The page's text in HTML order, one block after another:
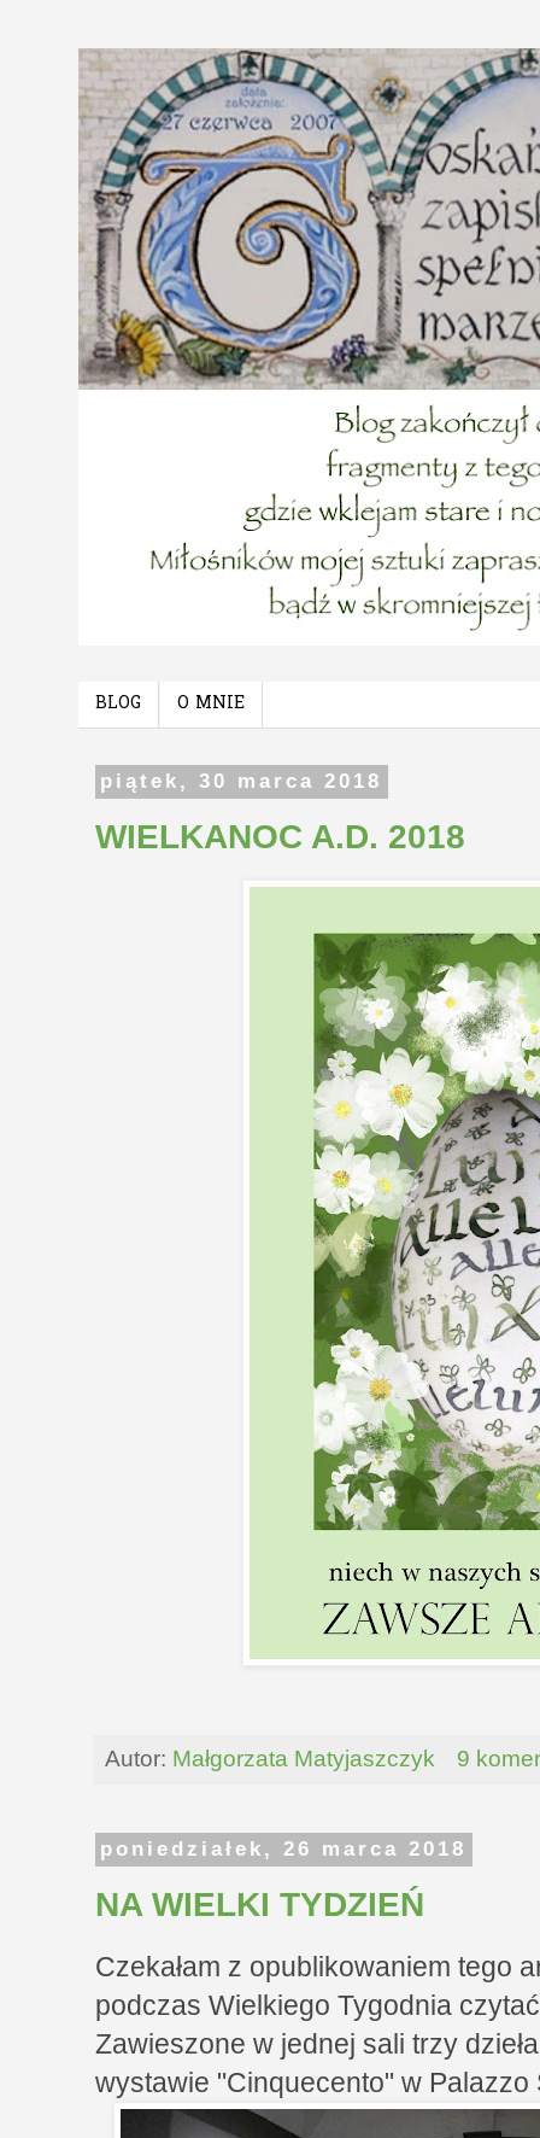
BLOG O MNIE
piątek, 30 marca 2018
WIELKANOC A.D. 2018
Autor: Małgorzata Matyjaszczyk 9
poniedziałek, 26 marca 2018
NA WIELKI TYDZIEŃ
Czekałam z opublikowaniem tego
podczas Wielkiego Tygodnia
Zawieszone w jednej sali trzy
wystawie "Cinquecento" w Palazzo